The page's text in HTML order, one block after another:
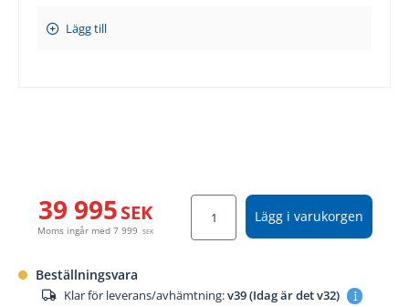
Lägg till
Lägg i varukorgen
39 995SEK
Moms ingår med7 999 SEK
Beställningsvara
Klar för leverans/avhämtning:v39 (Idag är det v32)